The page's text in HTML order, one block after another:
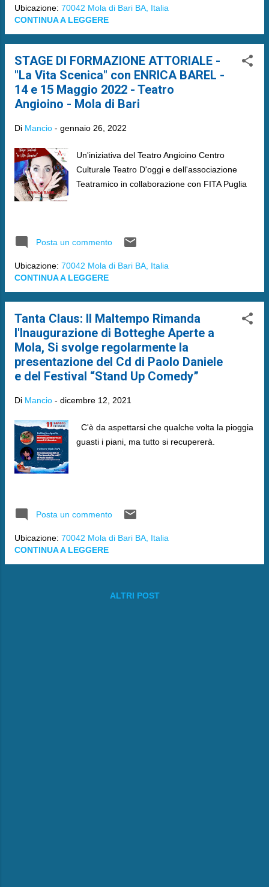
Ubicazione: 70042 Mola di Bari BA, Italia
CONTINUA A LEGGERE
STAGE DI FORMAZIONE ATTORIALE -
"La Vita Scenica" con ENRICA BAREL -
14 e 15 Maggio 2022 - Teatro
Angioino - Mola di Bari
Di Mancio - gennaio 26, 2022
Un'iniziativa del Teatro Angioino Centro
Culturale Teatro D'oggi e dell'associazione
Teatramico in collaborazione con FITA Puglia
Posta un commento
Ubicazione: 70042 Mola di Bari BA, Italia
CONTINUA A LEGGERE
Tanta Claus: Il Maltempo Rimanda
l'Inaugurazione di Botteghe Aperte a
Mola, Si svolge regolarmente la
presentazione del Cd di Paolo Daniele
e del Festival “Stand Up Comedy”
Di Mancio - dicembre 12, 2021
C'è da aspettarsi che qualche volta la pioggia
guasti i piani, ma tutto si recupererà.
Posta un commento
Ubicazione: 70042 Mola di Bari BA, Italia
CONTINUA A LEGGERE
ALTRI POST